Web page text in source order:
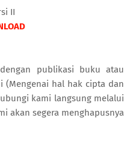
II
publikasi buku atau
(Mengenai hal hak cipta dan
kami langsung melalui
akan segera menghapusnya